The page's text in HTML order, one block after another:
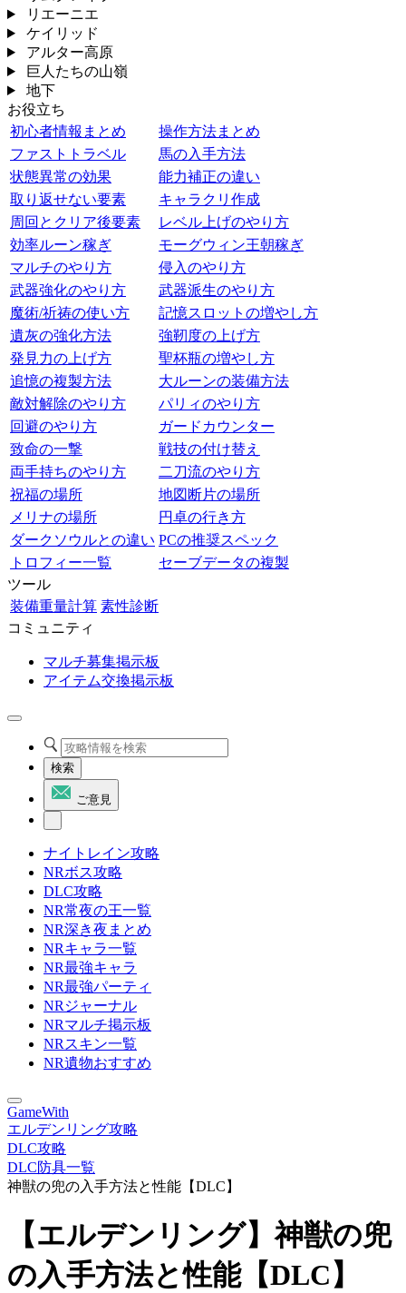
リエーニエ
ケイリッド
アルター高原
巨人たちの山嶺
地下
お役立ち
初心者情報まとめ
操作方法まとめ
ファストトラベル
馬の入手方法
状態異常の効果
能力補正の違い
取り返せない要素
キャラクリ作成
周回とクリア後要素
レベル上げのやり方
効率ルーン稼ぎ
モーグウィン王朝稼ぎ
マルチのやり方
侵入のやり方
武器強化のやり方
武器派生のやり方
魔術/祈祷の使い方
記憶スロットの増やし方
遺灰の強化方法
強靭度の上げ方
発見力の上げ方
聖杯瓶の増やし方
追憶の複製方法
大ルーンの装備方法
敵対解除のやり方
パリィのやり方
回避のやり方
ガードカウンター
致命の一撃
戦技の付け替え
両手持ちのやり方
二刀流のやり方
祝福の場所
地図断片の場所
メリナの場所
円卓の行き方
ダークソウルとの違い PCの推奨スペック
トロフィー一覧
セーブデータの複製
ツール
装備重量計算 素性診断
コミュニティ
マルチ募集掲示板
アイテム交換掲示板
検索
ご意見
ナイトレイン攻略
NRボス攻略
DLC攻略
NR常夜の王一覧
NR深き夜まとめ
NRキャラ一覧
NR最強キャラ
NR最強パーティ
NRジャーナル
NRマルチ掲示板
NRスキン一覧
NR遺物おすすめ
GameWith
エルデンリング攻略
DLC攻略
DLC防具一覧
神獣の兜の入手方法と性能【DLC】
【エルデンリング】神獣の兜
の入手方法と性能【DLC】